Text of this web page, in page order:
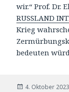
wir.“ Prof. Dr.
RUSSLAND
Krieg
bedeuten
Veröffentlicht
4. Oktober 2023